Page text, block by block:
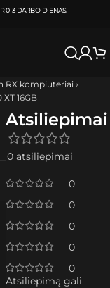
0-3 DARBO DIENAS.
RX kompiuteriai ›
16GB
Atsiliepimai
0 atsiliepimai
0
0
0
0
0
Atsiliepimą gali